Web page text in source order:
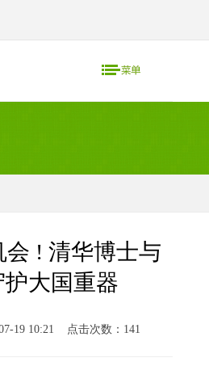
会 ! 清华博士与
大国重器
19 10:21 点击次数：141